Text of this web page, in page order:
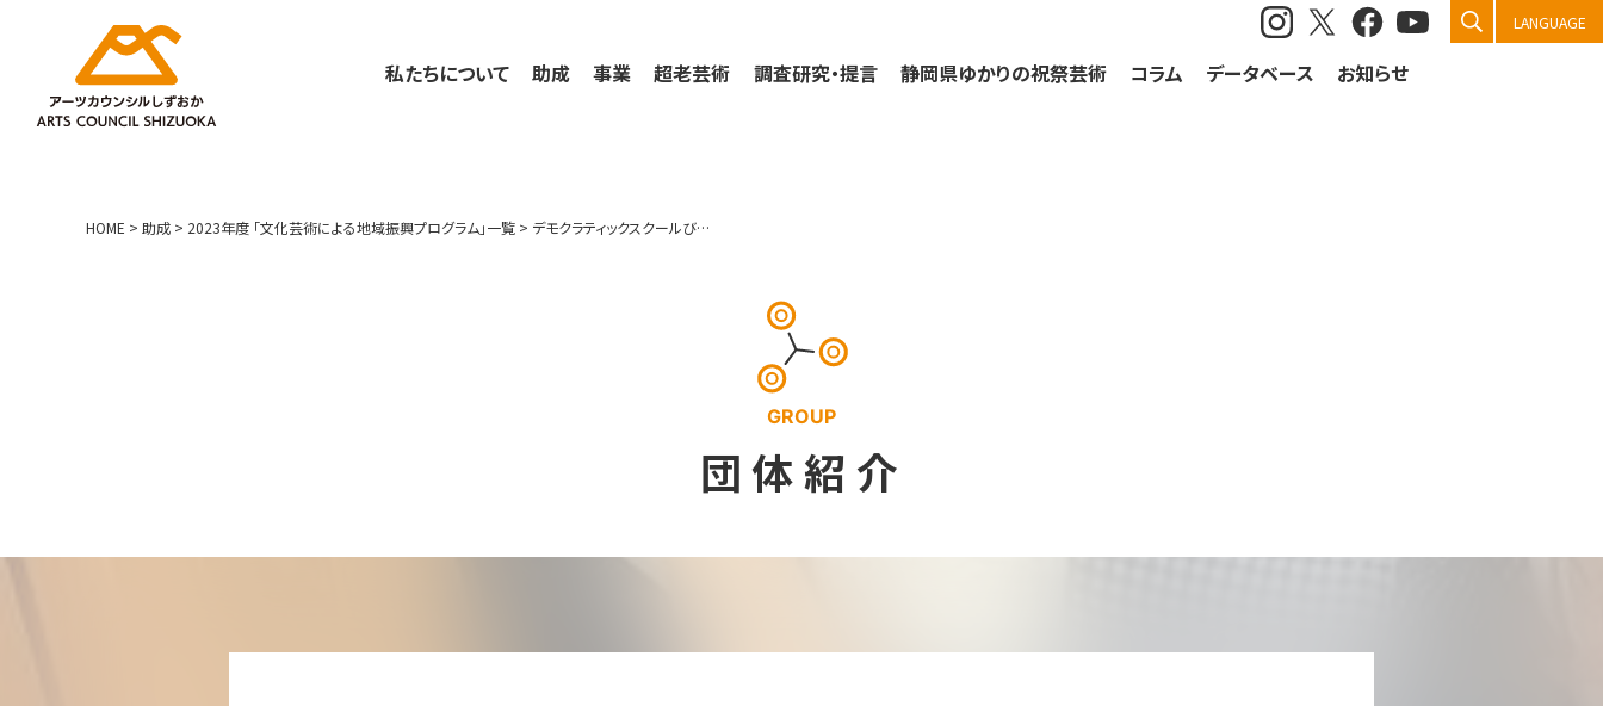
検索
私たちについて
助成 事業 超老芸術 調査研究・提言 静岡県ゆかりの祝祭芸術 コラム データベース お知らせ
LANGUAGE
HOME > 助成 > 2023年度 「文化芸術による地域振興プログラム」一覧 > デモクラティックスクールび～だとつくる人々
GROUP
団体紹介